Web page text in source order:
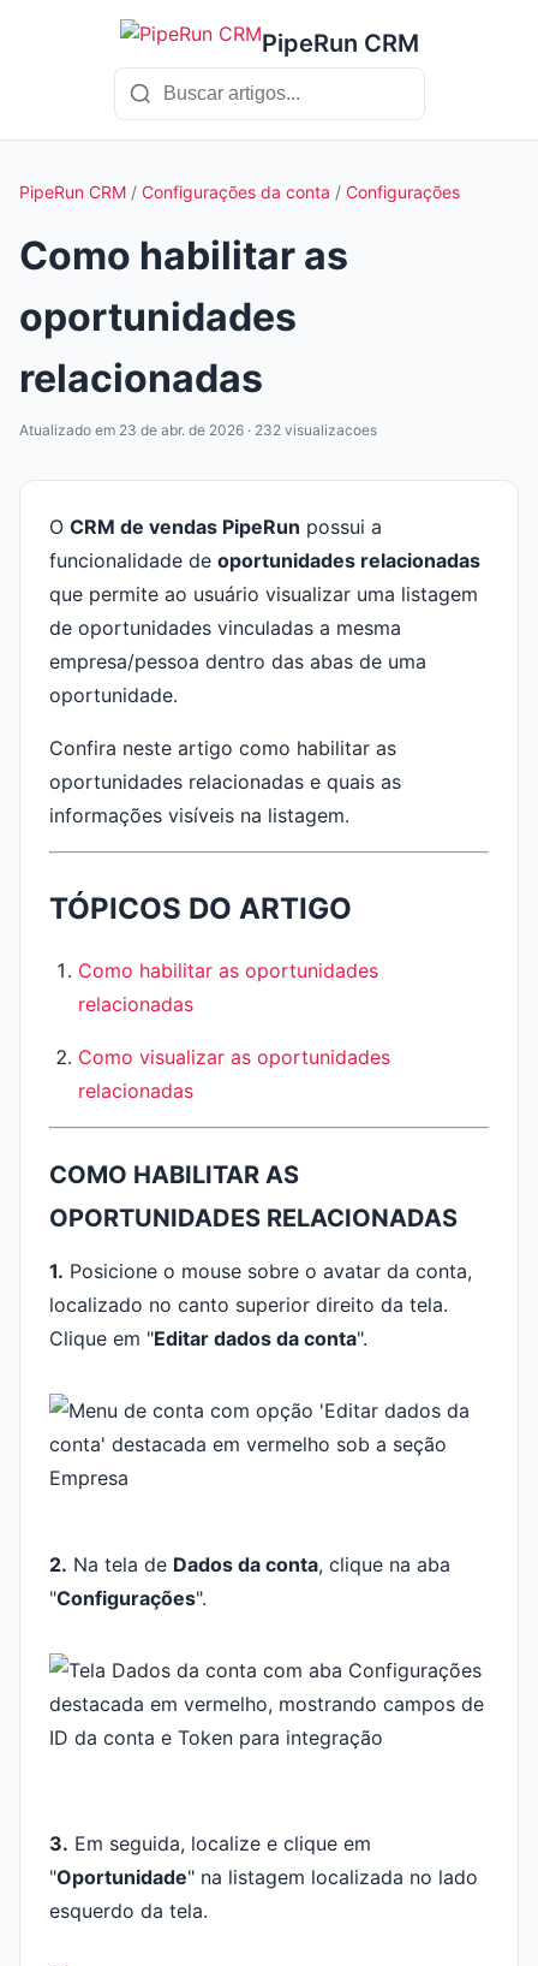
PipeRun CRM
PipeRun CRM / Configurações da conta / Configurações
Como habilitar as
oportunidades
relacionadas
Atualizado em 23 de abr. de 2026 · 232 visualizacoes
O CRM de vendas PipeRun possui a
funcionalidade de oportunidades relacionadas
que permite ao usuário visualizar uma listagem
de oportunidades vinculadas a mesma
empresa/pessoa dentro das abas de uma
oportunidade.
Confira neste artigo como habilitar as
oportunidades relacionadas e quais as
informações visíveis na listagem.
TÓPICOS DO ARTIGO
Como habilitar as oportunidades
relacionadas
Como visualizar as oportunidades
relacionadas
COMO HABILITAR AS
OPORTUNIDADES RELACIONADAS
1. Posicione o mouse sobre o avatar da conta,
localizado no canto superior direito da tela.
Clique em "Editar dados da conta".
2. Na tela de Dados da conta, clique na aba
"Configurações".
3. Em seguida, localize e clique em
"Oportunidade" na listagem localizada no lado
esquerdo da tela.